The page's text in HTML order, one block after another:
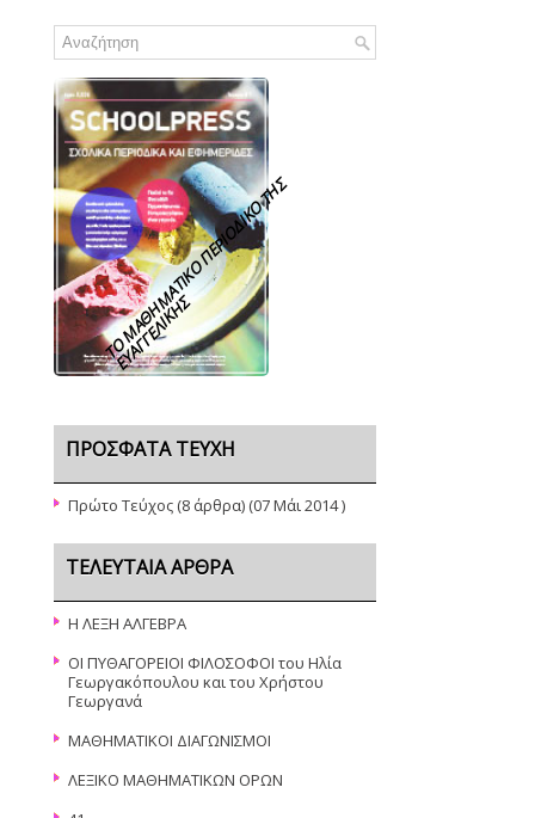
Τ
Ο
Μ
Α
Θ
Η
Μ
Α
Τ
Ι
Κ
Ο
Π
Ε
Ρ
Ι
Ο
Δ
Ι
Κ
Ο
Τ
Η
Σ
Ε
Υ
Α
Γ
Γ
Ε
Λ
Ι
Κ
Η
Σ
ΠΡΌΣΦΑΤΑ ΤΕΎΧΗ
Πρώτο Τεύχος (8 άρθρα) (07 Μάι 2014 )
ΤΕΛΕΥΤΑΊΑ ΆΡΘΡΑ
Η ΛΕΞΗ ΑΛΓΕΒΡΑ
ΟΙ ΠΥΘΑΓΟΡΕΙΟΙ ΦΙΛΟΣΟΦΟΙ του Ηλία
Γεωργακόπουλου και του Χρήστου
Γεωργανά
ΜΑΘΗΜΑΤΙΚΟΙ ΔΙΑΓΩΝΙΣΜΟΙ
ΛΕΞΙΚΟ ΜΑΘΗΜΑΤΙΚΩΝ ΟΡΩΝ